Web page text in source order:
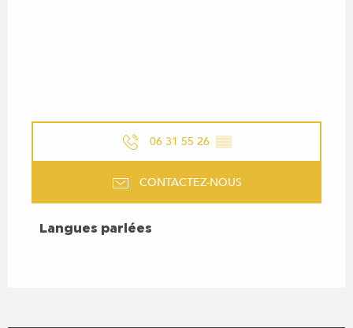
06 31 55 26 ▒▒
CONTACTEZ-NOUS
LANGUES PARLÉES
Langues parlées